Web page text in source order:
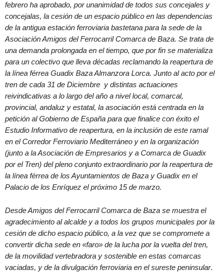
febrero ha aprobado, por unanimidad de todos sus concejales y
concejalas, la cesión de un espacio público en las dependencias
de la antigua estación ferroviaria bastetana para la sede de la
Asociación Amigos del Ferrocarril Comarca de Baza. Se trata de
una demanda prolongada en el tiempo, que por fin se materializa
para un colectivo que lleva décadas reclamando la reapertura de
la línea férrea Guadix Baza Almanzora Lorca. Junto al acto por el
tren de cada 31 de Diciembre y distintas actuaciones
reivindicativas a lo largo del año a nivel local, comarcal,
provincial, andaluz y estatal, la asociación está centrada en la
petición al Gobierno de España para que finalice con éxito el
Estudio Informativo de reapertura, en la inclusión de este ramal
en el Corredor Ferroviario Mediterráneo y en la organización
(junto a la Asociación de Empresarios y a Comarca de Guadix
por el Tren) del pleno conjunto extraordinario por la reapertura de
la línea férrea de los Ayuntamientos de Baza y Guadix en el
Palacio de los Enríquez el próximo 15 de marzo.
Desde Amigos del Ferrocarril Comarca de Baza se muestra el
agradecimiento al alcalde y a todos los grupos municipales por la
cesión de dicho espacio público, a la vez que se compromete a
convertir dicha sede en «faro» de la lucha por la vuelta del tren,
de la movilidad vertebradora y sostenible en estas comarcas
vaciadas, y de la divulgación ferroviaria en el sureste peninsular.